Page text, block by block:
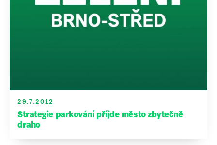
29.7.2012
Strategie parkování příjde město zbytečně
draho